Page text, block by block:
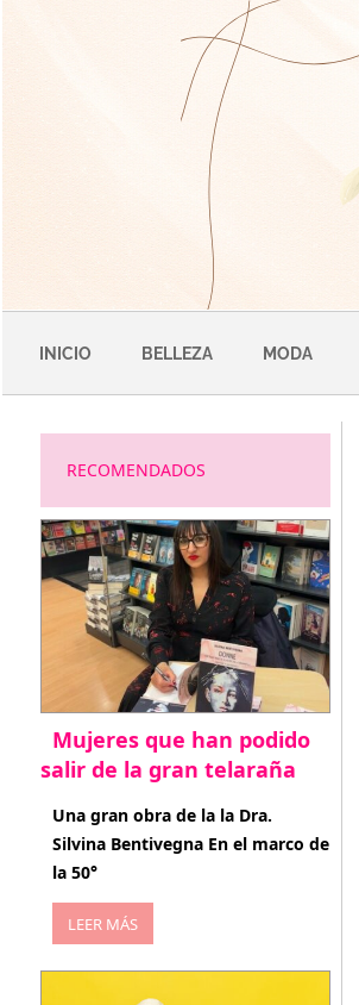
INICIO BELLEZA MODA
RECOMENDADOS
Mujeres que han podido
salir de la gran telaraña
abril 29, 2026
Una gran obra de la la Dra.
Silvina Bentivegna En el marco de
la 50°
LEER MÁS